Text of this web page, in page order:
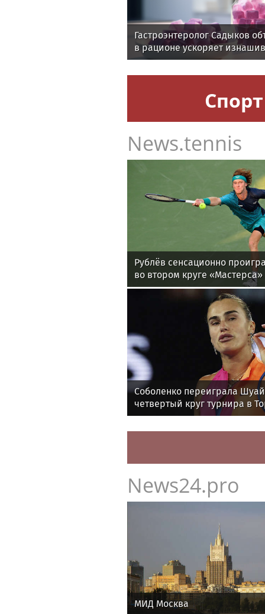
Гастроэнтеролог Садыков
в рационе ускоряет
Спорт
News.tennis
Рублёв сенсационно
во втором круге
Соболенко переиграла
четвертый круг турнира в
News24.pro
МИД Москва